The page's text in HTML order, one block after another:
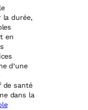
la durée,
en
d’une
de santé
dans la